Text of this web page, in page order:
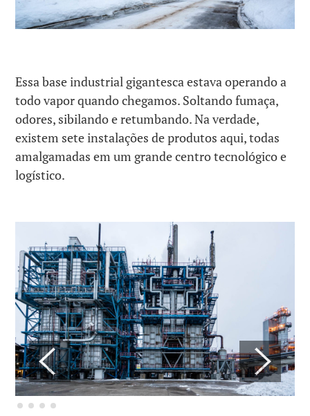
Essa base industrial gigantesca estava operando a
todo vapor quando chegamos. Soltando fumaça,
odores, sibilando e retumbando. Na verdade,
existem sete instalações de produtos aqui, todas
amalgamadas em um grande centro tecnológico e
logístico.
Previous Next